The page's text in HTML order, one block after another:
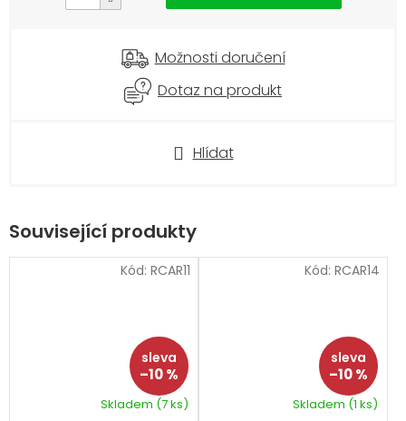
Hlídat
Možnosti doručení
Dotaz na produkt
Související produkty
–10 %
Skladem (7 ks)
Kód: RCAR11
–10 %
Skladem (1 ks)
Kód: RCAR14